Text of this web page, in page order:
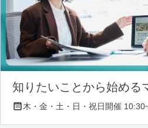
知りたいことから始める